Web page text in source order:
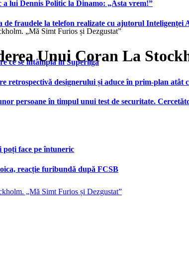
lui Dennis Politic la Dinamo: „Asta vrem!”
de fraudele la telefon realizate cu ajutorul
ce se întâmplă în Superliga
designerului și aduce în prim-plan atât
persoane în timpul unui test de securitate.
poți face pe întuneric
reacție furibundă după FCSB
„Mă Simt Furios și Dezgustat”
Unui Coran La